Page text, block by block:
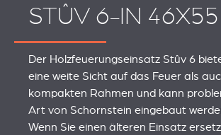
STÛV 6-IN 46X55
Der Holzfeuerungseinsatz Stûv 6
eine weite Sicht auf das Feuer als
kompakten Rahmen und kann
Art von Schornstein eingebaut
Wenn Sie einen älteren Einsatz